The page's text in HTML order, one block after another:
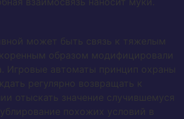
может быть связь к тяжелым
образом модифицировали
Игровые автоматы принцип охраны
регулярно возвращать к
отыскать значение случившемуся
похожих условий в